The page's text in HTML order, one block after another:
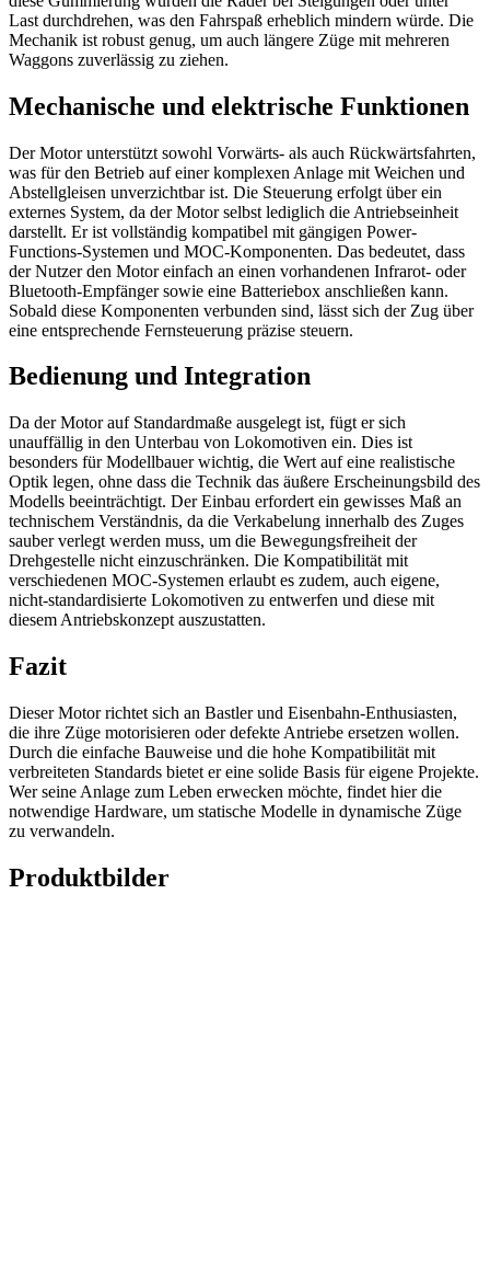
Last durchdrehen, was den Fahrspaß erheblich mindern würde. Die
Mechanik ist robust genug, um auch längere Züge mit mehreren
Waggons zuverlässig zu ziehen.
Mechanische und elektrische Funktionen
Der Motor unterstützt sowohl Vorwärts- als auch Rückwärtsfahrten,
was für den Betrieb auf einer komplexen Anlage mit Weichen und
Abstellgleisen unverzichtbar ist. Die Steuerung erfolgt über ein
externes System, da der Motor selbst lediglich die Antriebseinheit
darstellt. Er ist vollständig kompatibel mit gängigen Power-
Functions-Systemen und MOC-Komponenten. Das bedeutet, dass
der Nutzer den Motor einfach an einen vorhandenen Infrarot- oder
Bluetooth-Empfänger sowie eine Batteriebox anschließen kann.
Sobald diese Komponenten verbunden sind, lässt sich der Zug über
eine entsprechende Fernsteuerung präzise steuern.
Bedienung und Integration
Da der Motor auf Standardmaße ausgelegt ist, fügt er sich
unauffällig in den Unterbau von Lokomotiven ein. Dies ist
besonders für Modellbauer wichtig, die Wert auf eine realistische
Optik legen, ohne dass die Technik das äußere Erscheinungsbild des
Modells beeinträchtigt. Der Einbau erfordert ein gewisses Maß an
technischem Verständnis, da die Verkabelung innerhalb des Zuges
sauber verlegt werden muss, um die Bewegungsfreiheit der
Drehgestelle nicht einzuschränken. Die Kompatibilität mit
verschiedenen MOC-Systemen erlaubt es zudem, auch eigene,
nicht-standardisierte Lokomotiven zu entwerfen und diese mit
diesem Antriebskonzept auszustatten.
Fazit
Dieser Motor richtet sich an Bastler und Eisenbahn-Enthusiasten,
die ihre Züge motorisieren oder defekte Antriebe ersetzen wollen.
Durch die einfache Bauweise und die hohe Kompatibilität mit
verbreiteten Standards bietet er eine solide Basis für eigene Projekte.
Wer seine Anlage zum Leben erwecken möchte, findet hier die
notwendige Hardware, um statische Modelle in dynamische Züge
zu verwandeln.
Produktbilder